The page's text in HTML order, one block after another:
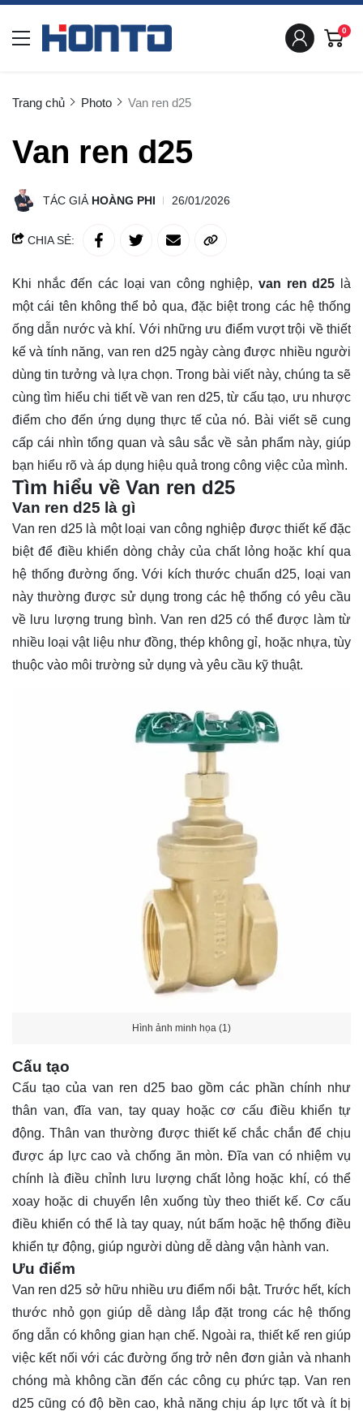
0
Trang chủ Photo Van ren d25
Van ren d25
TÁC GIẢ HOÀNG PHI 26/01/2026
CHIA SẺ:
Khi nhắc đến các loại van công nghiệp,van ren d25 là
một cái tên không thể bỏ qua, đặc biệt trong các hệ thống
ống dẫn nước và khí. Với những ưu điểm vượt trội về thiết
kế và tính năng, van ren d25 ngày càng được nhiều người
dùng tin tưởng và lựa chọn. Trong bài viết này, chúng ta sẽ
cùngtìm hiểu chi tiết về van ren d25, từ cấu tạo, ưu nhược
điểm cho đến ứng dụng thực tế của nó. Bài viết sẽ cung
cấp cái nhìn tổng quan và sâu sắc về sản phẩm này, giúp
bạn hiểu rõ và áp dụng hiệu quả trong công việc của mình.
Tìm hiểu về Van ren d25
Van ren d25 là gì
Van ren d25 là một loại van công nghiệp được thiết kế đặc
biệt để điều khiển dòng chảy của chất lỏng hoặc khí qua
hệ thống đường ống. Với kích thước chuẩn d25, loại van
này thường được sử dụng trong các hệ thống có yêu cầu
về lưu lượng trung bình. Van ren d25 có thể được làm từ
nhiều loại vật liệu như đồng, thép không gỉ, hoặc nhựa, tùy
thuộc vào môi trường sử dụng và yêu cầu kỹ thuật.
Hình ảnh minh họa (1)
Cấu tạo
Cấu tạo của van ren d25 bao gồm các phần chính như
thân van, đĩa van, tay quay hoặc cơ cấu điều khiển tự
động. Thân van thường được thiết kế chắc chắn để chịu
được áp lực cao và chống ăn mòn. Đĩa van có nhiệm vụ
chính là điều chỉnh lưu lượng chất lỏng hoặc khí, có thể
xoay hoặc di chuyển lên xuống tùy theo thiết kế. Cơ cấu
điều khiển có thể là tay quay, nút bấm hoặc hệ thống điều
khiển tự động, giúp người dùng dễ dàng vận hành van.
Ưu điểm
Van ren d25 sở hữu nhiều ưu điểm nổi bật. Trước hết, kích
thước nhỏ gọn giúp dễ dàng lắp đặt trong các hệ thống
ống dẫn có không gian hạn chế. Ngoài ra, thiết kế ren giúp
việc kết nối với các đường ống trở nên đơn giản và nhanh
chóng mà không cần đến các công cụ phức tạp. Van ren
d25 cũng có độ bền cao, khả năng chịu áp lực tốt và ít bị